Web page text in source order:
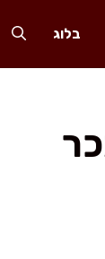
בלוג